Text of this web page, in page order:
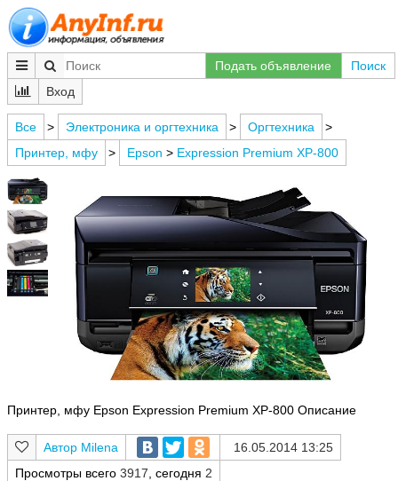
Подать объявление
Поиск
Вход
Все > Электроника и оргтехника > Оргтехника
>
Принтер, мфу
> Epson > Expression Premium XP-800
Принтер, мфу Epson Expression Premium XP-800 Описание
Milena
16.05.2014 13:25
Просмотры всего 3917 , сегодня 2